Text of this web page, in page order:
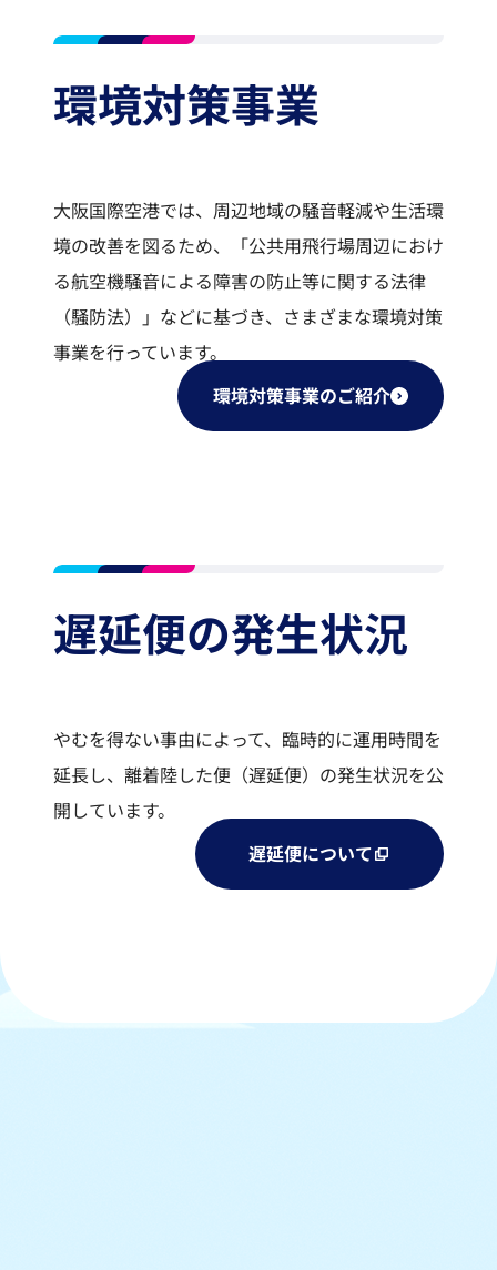
環境対策事業
大阪国際空港では、周辺地域の騒音軽減や生活環
境の改善を図るため、「公共用飛行場周辺におけ
る航空機騒音による障害の防止等に関する法律
（騒防法）」などに基づき、さまざまな環境対策
事業を行っています。
環境対策事業のご紹介
遅延便の発生状況
やむを得ない事由によって、臨時的に運用時間を
延長し、離着陸した便（遅延便）の発生状況を公
開しています。
遅延便について